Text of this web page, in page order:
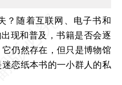
随着互联网、电子书和
现和普及，书籍是否会逐
仍然存在，但只是博物馆
恋纸本书的一小群人的私